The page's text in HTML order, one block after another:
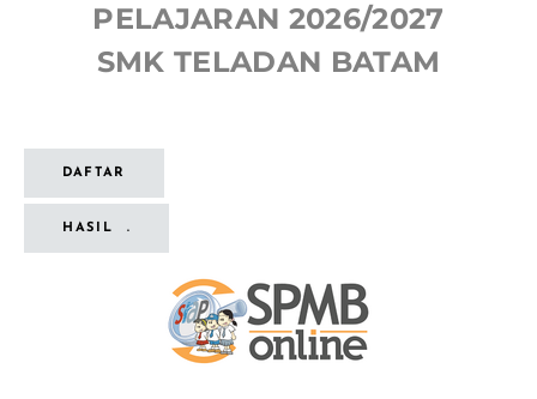
PELAJARAN 2026/2027
SMK TELADAN BATAM
DAFTAR
HASIL .